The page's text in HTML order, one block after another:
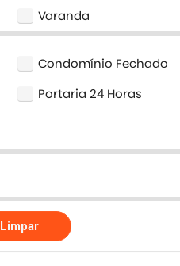
Varanda
Condomínio Fechado
Portaria 24 Horas
Limpar